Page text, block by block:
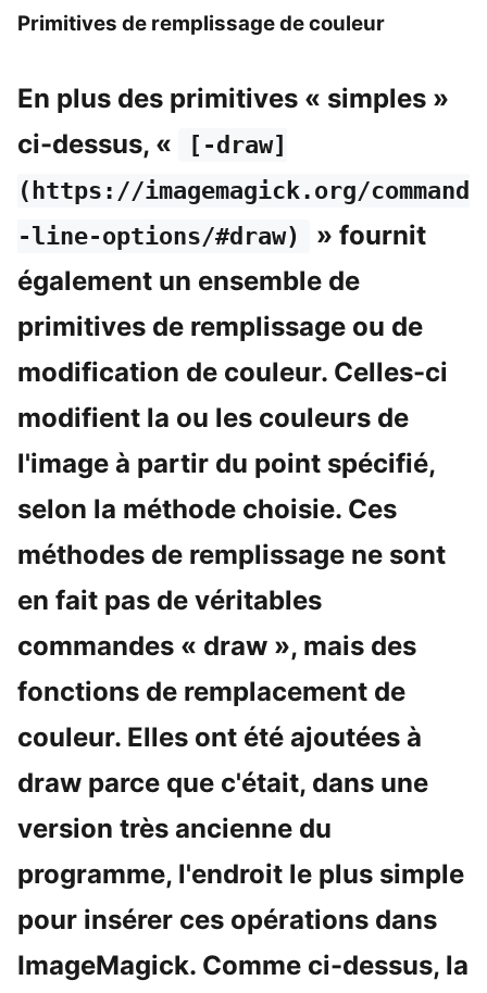
Primitives de remplissage de couleur
En plus des primitives « simples »
ci-dessus, «
[-draw]
(https://imagemagick.org/command
-line-options/#draw)
» fournit
également un ensemble de
primitives de remplissage ou de
modification de couleur. Celles-ci
modifient la ou les couleurs de
l'image à partir du point spécifié,
selon la méthode choisie. Ces
méthodes de remplissage ne sont
en fait pas de véritables
commandes « draw », mais des
fonctions de remplacement de
couleur. Elles ont été ajoutées à
draw parce que c'était, dans une
version très ancienne du
programme, l'endroit le plus simple
pour insérer ces opérations dans
ImageMagick. Comme ci-dessus, la